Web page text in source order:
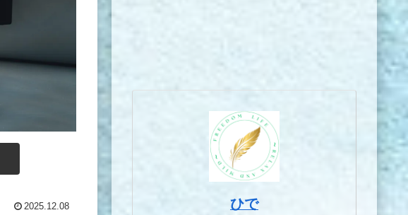
2025.12.08 ひで